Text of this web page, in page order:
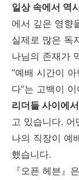
일상 속에서 역
에서 깊은 영향
실제로 많은 독
나님의 존재가
“예배 시간이
다”는 고백이
리더들 사이에
고 있습니다.
나의 직장이 예
했습니다.
『오픈 헤븐』